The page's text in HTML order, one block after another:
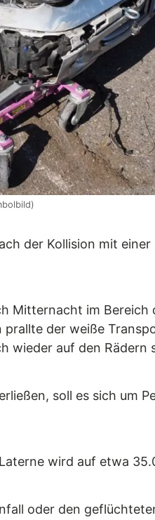
der Kollision mit
Mitternacht im Bereich
der weiße
wieder auf den Rädern
soll es sich um
wird auf etwa
oder den